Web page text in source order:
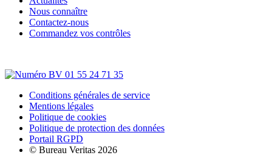
Nous connaître
Contactez-nous
Commandez vos contrôles
Conditions générales de service
Mentions légales
Politique de cookies
Politique de protection des données
Portail RGPD
© Bureau Veritas 2026